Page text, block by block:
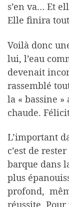
s’en va… Et
Elle finira
Voilà donc
lui, l’eau
devenait
rassemblé
la « bassine »
chaude.
L’important
c’est de
barque dans
plus
profond,